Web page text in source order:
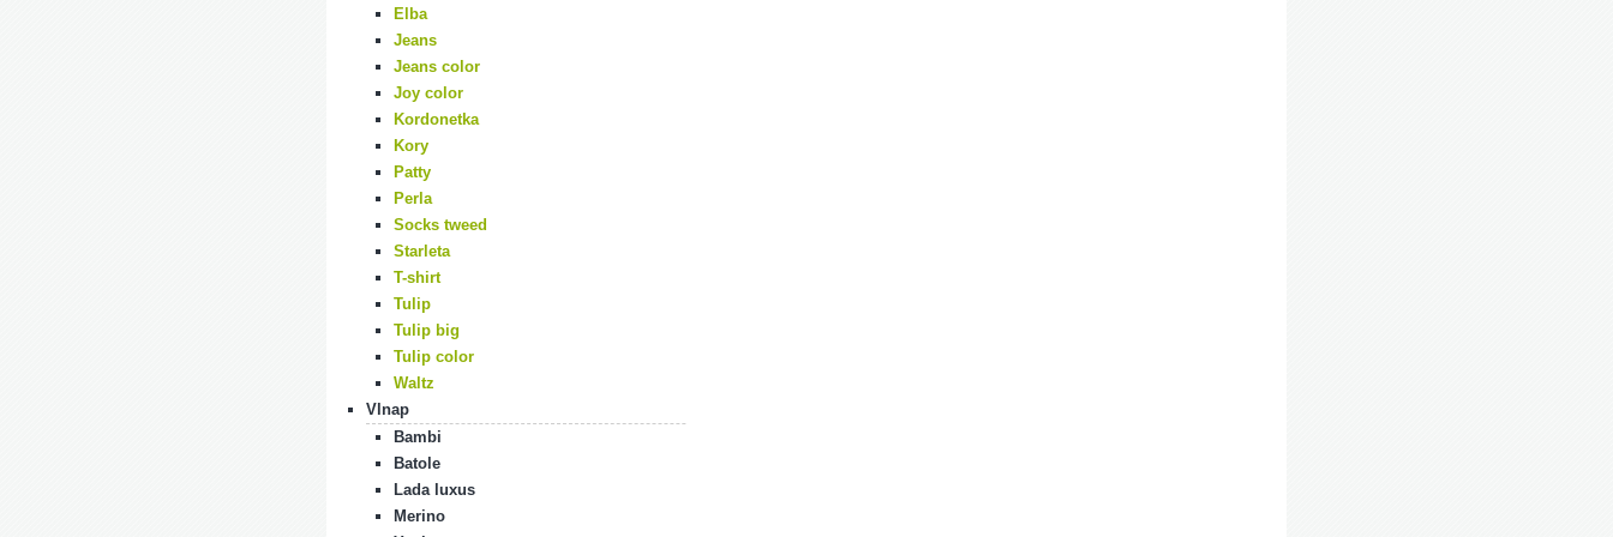
Elba
Jeans
Jeans color
Joy color
Kordonetka
Kory
Patty
Perla
Socks tweed
Starleta
T-shirt
Tulip
Tulip big
Tulip color
Waltz
Vlnap
Bambi
Batole
Lada luxus
Merino